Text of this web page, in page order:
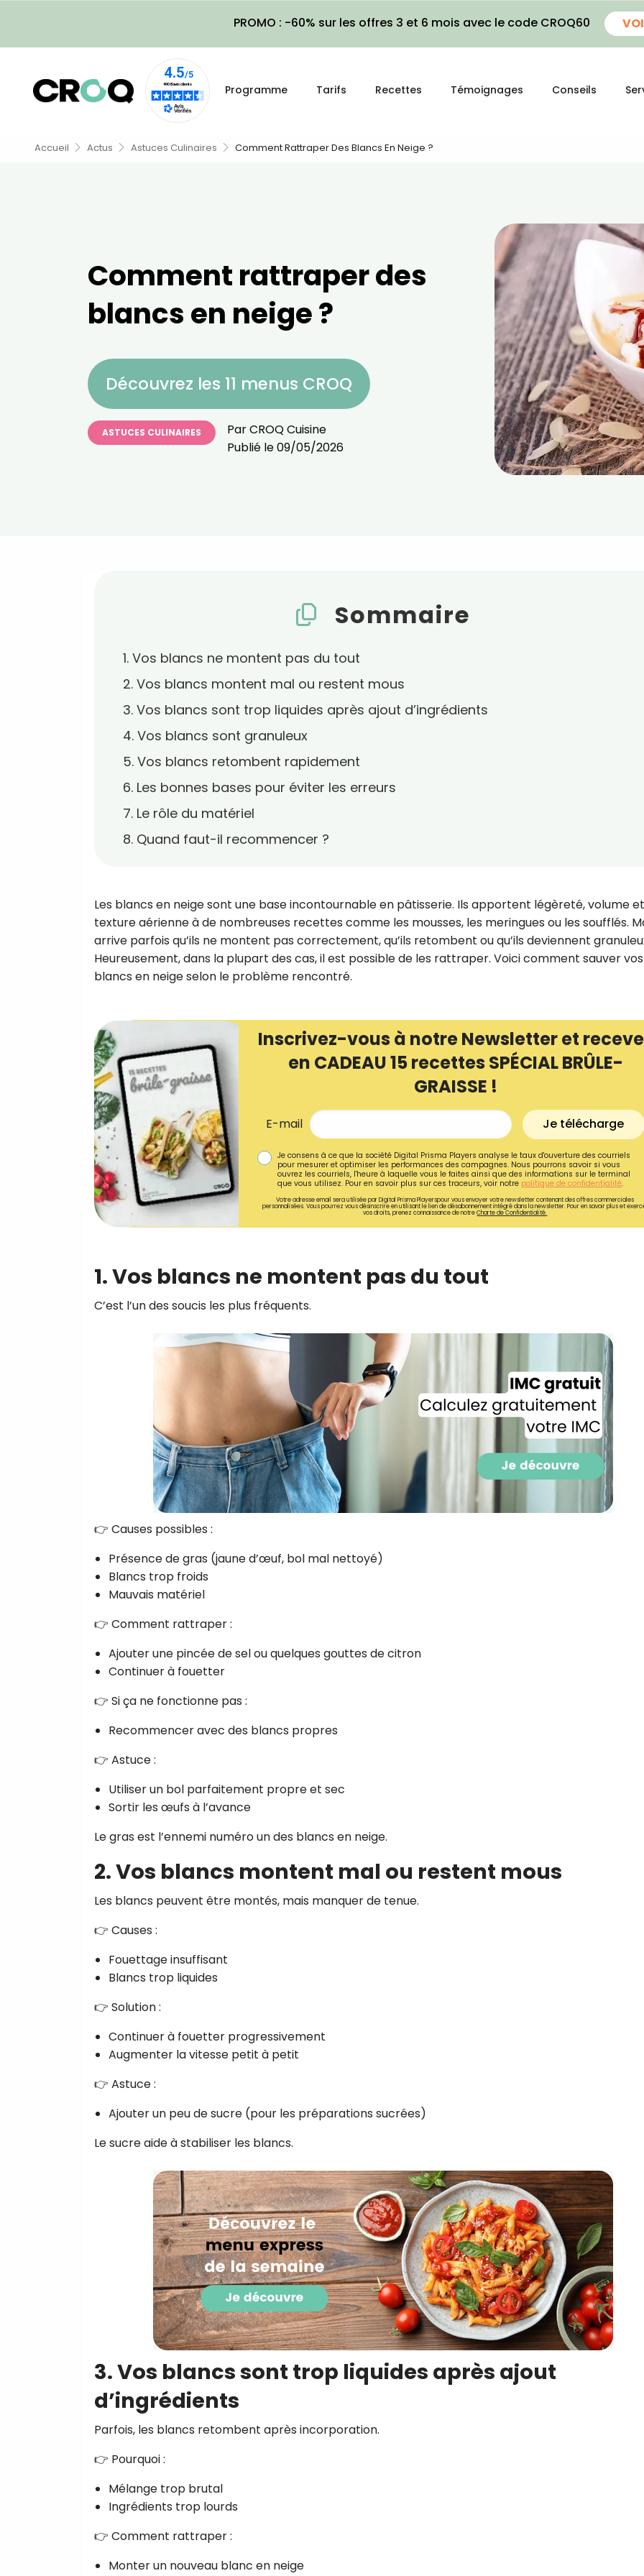
PROMO : -60% sur les offres 3 et 6 mois avec le code CROQ60
Programme Tarifs Recettes Témoignages Conseils
Accueil Actus Astuces Culinaires Comment Rattraper Des Blancs En Neige ?
Comment rattraper des
blancs en neige ?
Découvrez les 11 menus CROQ
ASTUCES CULINAIRES ParCROQ Cuisine
Publié le09/05/2026
Sommaire
1. Vos blancs ne montent pas du tout
2. Vos blancs montent mal ou restent mous
3. Vos blancs sont trop liquides après ajout d’ingrédients
4. Vos blancs sont granuleux
5. Vos blancs retombent rapidement
6. Les bonnes bases pour éviter les erreurs
7. Le rôle du matériel
8. Quand faut-il recommencer ?
Les blancs en neige sont une base incontournable en pâtisserie. Ils apportent légèreté, volume et
texture aérienne à de nombreuses recettes comme les mousses, les meringues ou les soufflés.
arrive parfois qu’ils ne montent pas correctement, qu’ils retombent ou qu’ils deviennent
Heureusement, dans la plupart des cas, il est possible de les rattraper. Voici comment sauver vos
blancs en neige selon le problème rencontré.
Inscrivez-vous à notre Newsletter et
en CADEAU 15 recettes SPÉCIAL BRÛLE-
GRAISSE !
E-mail Je télécharge
Je consens à ce que la société Digital Prisma Players analyse le taux d'ouverture des courriels
pour mesurer et optimiser les performances des campagnes. Nous pourrons savoir si vous
ouvrez les courriels, l'heure à laquelle vous le faites ainsi que des informations sur le terminal
que vous utilisez. Pour en savoir plus sur ces traceurs, voir notre politique de confidentialité.
Votre adresse email sera utilisée par Digital Prisma Playerspour vous envoyer votre newsletter contenant des offres commerciales
personnalisées. Vous pourrez vous désinscrire en utilisant le lien de désabonnement intégré dans la newsletter. Pour en savoir plus et
vos droits, prenez connaissance de notreCharte de Confidentialité.
1. Vos blancs ne montent pas du tout
C’est l’un des soucis les plus fréquents.
👉 Causes possibles :
Présence de gras (jaune d’œuf, bol mal nettoyé)
Blancs trop froids
Mauvais matériel
👉 Comment rattraper :
Ajouter une pincée de sel ou quelques gouttes de citron
Continuer à fouetter
👉 Si ça ne fonctionne pas :
Recommencer avec des blancs propres
👉 Astuce :
Utiliser un bol parfaitement propre et sec
Sortir les œufs à l’avance
Le gras est l’ennemi numéro un des blancs en neige.
2. Vos blancs montent mal ou restent mous
Les blancs peuvent être montés, mais manquer de tenue.
👉 Causes :
Fouettage insuffisant
Blancs trop liquides
👉 Solution :
Continuer à fouetter progressivement
Augmenter la vitesse petit à petit
👉 Astuce :
Ajouter un peu de sucre (pour les préparations sucrées)
Le sucre aide à stabiliser les blancs.
3. Vos blancs sont trop liquides après ajout
d’ingrédients
Parfois, les blancs retombent après incorporation.
👉 Pourquoi :
Mélange trop brutal
Ingrédients trop lourds
👉 Comment rattraper :
Monter un nouveau blanc en neige
Recevez gratuitement
recettes inédites de
Ainsi que la newsletter
Je consens à ce que la société
Prisma Players analyse le taux
des courriels pour mesurer et
performances des campagnes.
pourrons savoir si vous ouvrez les
l'heure à laquelle vous le faites ainsi
des informations sur le terminal que
utilisez. Pour en savoir plus sur ces
voir notrepolitique de confidentialité
Je reçois mon cadeau !